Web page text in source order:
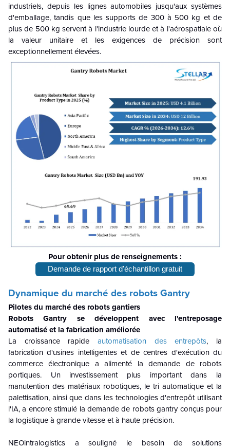
industriels, depuis les lignes automobiles jusqu'aux systèmes
d'emballage, tandis que les supports de 300 à 500 kg et de
plus de 500 kg servent à l'industrie lourde et à l'aérospatiale où
la valeur unitaire et les exigences de précision sont
exceptionnellement élevées.
Pour obtenir plus de renseignements :
Demande de rapport d'échantillon gratuit
Dynamique du marché des robots Gantry
Pilotes du marché des robots gantiers
Robots Gantry se développent avec l'entreposage
automatisé et la fabrication améliorée
La croissance rapide automatisation des entrepôts, la
fabrication d'usines intelligentes et de centres d'exécution du
commerce électronique a alimenté la demande de robots
portiques. Un investissement plus important dans la
manutention des matériaux robotiques, le tri automatique et la
palettisation, ainsi que dans les technologies d'entrepôt utilisant
l'IA, a encore stimulé la demande de robots gantry conçus pour
la logistique à grande vitesse et à haute précision.
NEOintralogistics a souligné le besoin de solutions